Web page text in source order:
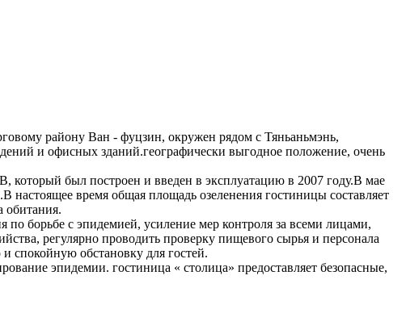
району Ван - фуцзин, окружен рядом с Тяньаньмэнь,
и офисных зданий.географически выгодное положение, очень
который был построен и введен в эксплуатацию в 2007 году.В мае
настоящее время общая площадь озеленения гостиницы составляет
обитания.
по борьбе с эпидемией, усиление мер контроля за всеми лицами,
регулярно проводить проверку пищевого сырья и персонала
и спокойную обстановку для гостей.
эпидемии. гостиница « столица» предоставляет безопасные,